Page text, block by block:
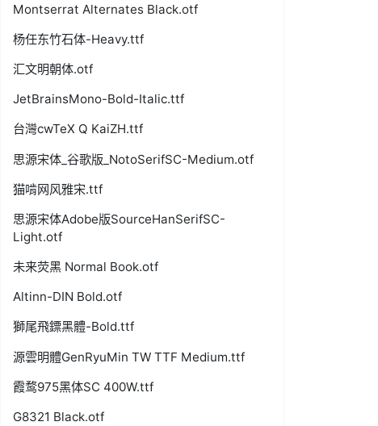
Montserrat Alternates Black.otf
杨任东竹石体-Heavy.ttf
汇文明朝体.otf
JetBrainsMono-Bold-Italic.ttf
台灣cwTeX Q KaiZH.ttf
思源宋体_谷歌版_NotoSerifSC-Medium.otf
猫啃网风雅宋.ttf
思源宋体Adobe版SourceHanSerifSC-
Light.otf
未来荧黑 Normal Book.otf
Altinn-DIN Bold.otf
獅尾飛鏢黑體-Bold.ttf
源雲明體GenRyuMin TW TTF Medium.ttf
霞鹜975黑体SC 400W.ttf
G8321 Black.otf